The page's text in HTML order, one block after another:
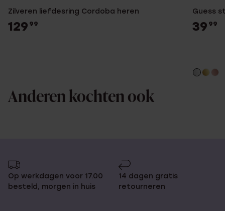
Zilveren liefdesring Cordoba heren
129 99
Guess
39 99
Anderen kochten ook
Op werkdagen voor 17.00
besteld, morgen in huis
14 dagen gratis
retourneren